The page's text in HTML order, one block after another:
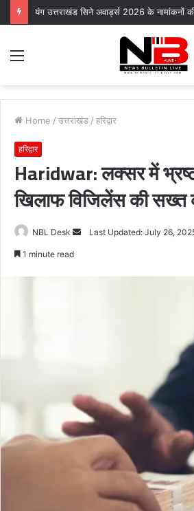
Menu
Home / उत्तराखंड / हरिद्वार
हरिद्वार
Haridwar: लक्सर में
खिलाफ विजिलेंस की सख्त
NBL Desk
SendLast Updated: July 26,
1 minute read